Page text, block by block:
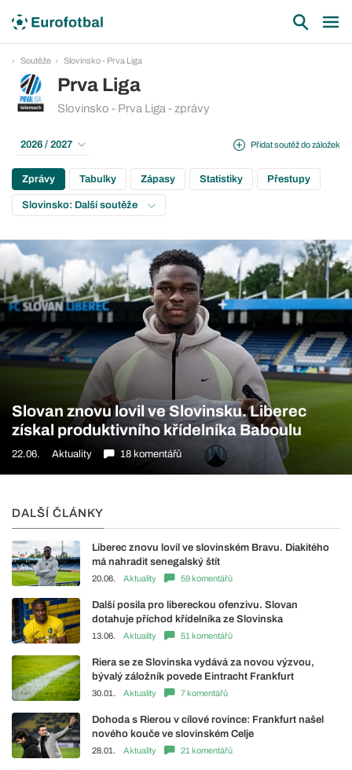
Soutěže Slovinsko - Prva Liga
Prva Liga
Slovinsko - Prva Liga - zprávy
Přidat soutěž do záložek
2026 / 2027
Zprávy Tabulky Zápasy Statistiky Přestupy
Slovinsko: Další soutěže
Slovan znovu lovil ve Slovinsku. Liberec
získal produktivního křídelníka Baboulu
22.06. Aktuality 18 komentářů
DALŠÍ ČLÁNKY
Liberec znovu lovil ve slovinském Bravu. Diakitého
má nahradit senegalský štít
20.06. Aktuality 59 komentářů
Další posila pro libereckou ofenzivu. Slovan
dotahuje příchod křídelníka ze Slovinska
13.06. Aktuality 51 komentářů
Riera se ze Slovinska vydává za novou výzvou,
bývalý záložník povede Eintracht Frankfurt
30.01. Aktuality 7 komentářů
Dohoda s Rierou v cílové rovince: Frankfurt našel
nového kouče ve slovinském Celje
28.01. Aktuality 21 komentářů